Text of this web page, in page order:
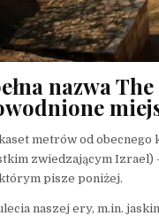
nazwa
metrów od
zwiedzającym Izrael)
pisze poniżej.
naszej ery, m.in.